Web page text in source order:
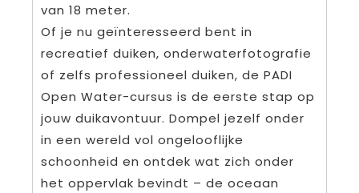
van 18 meter.
Of je nu geïnteresseerd bent in
recreatief duiken, onderwaterfotografie
of zelfs professioneel duiken, de PADI
Open Water-cursus is de eerste stap op
jouw duikavontuur. Dompel jezelf onder
in een wereld vol ongelooflijke
schoonheid en ontdek wat zich onder
het oppervlak bevindt – de oceaan